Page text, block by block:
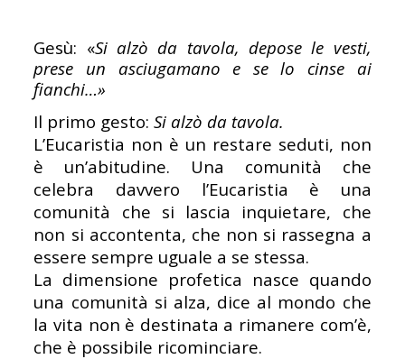
Gesù: «Si alzò da tavola, depose le vesti,
prese un
asciugamano e se lo cinse ai
fianchi…»
Il primo gesto:Si alzò da tavola.
L’Eucaristia non è un restare seduti, non
è un’abitudine. Una comunità che
celebra davvero l’Eucaristia è una
comunità che si lascia inquietare, che
non si accontenta, che non si rassegna a
essere sempre uguale a se stessa.
La dimensione profetica nasce quando
una comunità si alza, dice al mondo che
la vita non è destinata a rimanere com’è,
che è possibile ricominciare.